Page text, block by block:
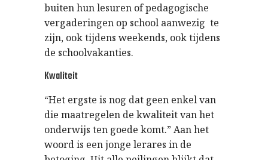
buiten hun lesuren of pedagogische
vergaderingen op school aanwezig te
zijn, ook tijdens weekends, ook tijdens
de schoolvakanties.
Kwaliteit
“Het ergste is nog dat geen enkel van
die maatregelen de kwaliteit van het
onderwijs ten goede komt.” Aan het
woord is een jonge lerares in de